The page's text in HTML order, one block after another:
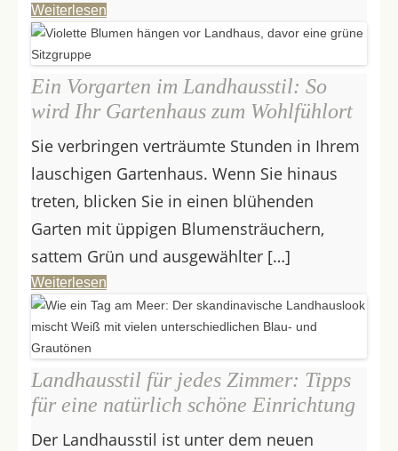
Weiterlesen
Ein Vorgarten im Landhausstil: So
wird Ihr Gartenhaus zum Wohlfühlort
Sie verbringen verträumte Stunden in Ihrem
lauschigen Gartenhaus. Wenn Sie hinaus
treten, blicken Sie in einen blühenden
Garten mit üppigen Blumensträuchern,
sattem Grün und ausgewählter […]
Weiterlesen
Landhausstil für jedes Zimmer: Tipps
für eine natürlich schöne Einrichtung
Der Landhausstil ist unter dem neuen